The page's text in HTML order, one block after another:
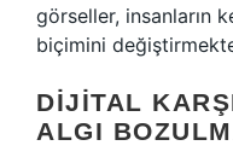
görseller, insanların
biçimini
DIJITAL
ALGI